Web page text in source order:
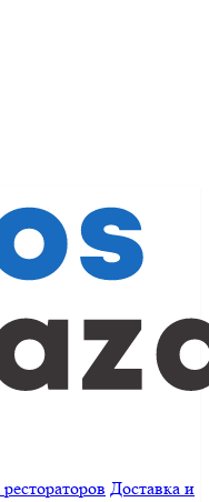
Доставка и